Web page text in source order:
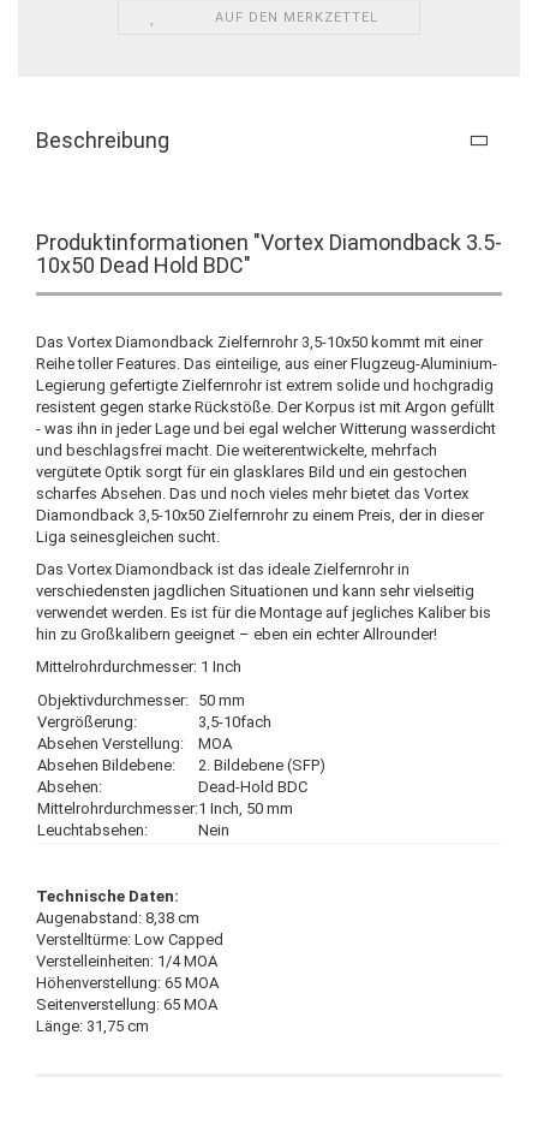
AUF DEN MERKZETTEL
Beschreibung
Produktinformationen "Vortex Diamondback 3.5-
10x50 Dead Hold BDC"
Das Vortex Diamondback Zielfernrohr 3,5-10x50 kommt mit einer
Reihe toller Features. Das einteilige, aus einer Flugzeug-Aluminium-
Legierung gefertigte Zielfernrohr ist extrem solide und hochgradig
resistent gegen starke Rückstöße. Der Korpus ist mit Argon gefüllt
- was ihn in jeder Lage und bei egal welcher Witterung wasserdicht
und beschlagsfrei macht. Die weiterentwickelte, mehrfach
vergütete Optik sorgt für ein glasklares Bild und ein gestochen
scharfes Absehen. Das und noch vieles mehr bietet das Vortex
Diamondback 3,5-10x50 Zielfernrohr zu einem Preis, der in dieser
Liga seinesgleichen sucht.
Das Vortex Diamondback ist das ideale Zielfernrohr in
verschiedensten jagdlichen Situationen und kann sehr vielseitig
verwendet werden. Es ist für die Montage auf jegliches Kaliber bis
hin zu Großkalibern geeignet – eben ein echter Allrounder!
Mittelrohrdurchmesser: 1 Inch
Objektivdurchmesser: 50 mm
Vergrößerung:
3,5-10fach
Absehen Verstellung:
MOA
Absehen Bildebene:
2. Bildebene (SFP)
Absehen:
Dead-Hold BDC
Mittelrohrdurchmesser:1 Inch, 50 mm
Leuchtabsehen:
Nein
Technische Daten:
Augenabstand: 8,38 cm
Verstelltürme: Low Capped
Verstelleinheiten: 1/4 MOA
Höhenverstellung: 65 MOA
Seitenverstellung: 65 MOA
Länge: 31,75 cm